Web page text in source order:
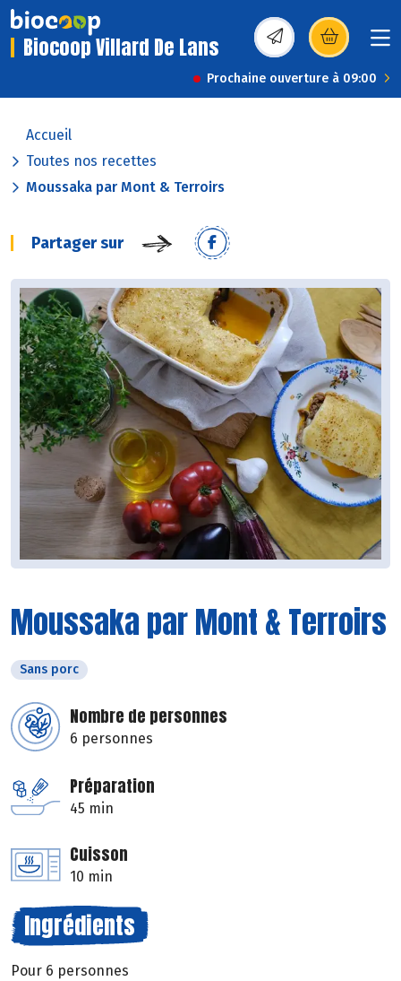
Biocoop Villard De Lans (s’ouvre dans une
Prochaine ouverture à 09:00
Accueil
Toutes nos recettes
Moussaka par Mont & Terroirs
Partager sur
Moussaka par Mont & Terroirs
Sans porc
Nombre de personnes
6 personnes
Préparation
45 min
Cuisson
10 min
Ingrédients
Pour 6 personnes